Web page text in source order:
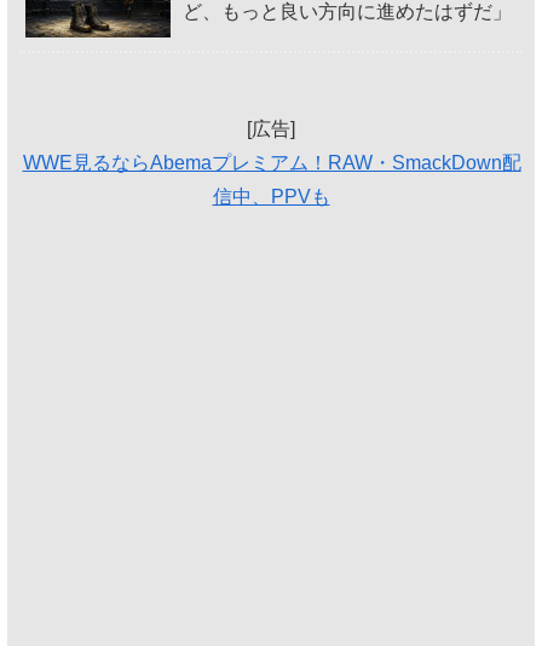
ど、もっと良い方向に進めたはずだ」
[広告]
WWE見るならAbemaプレミアム！RAW・SmackDown配
信中、PPVも